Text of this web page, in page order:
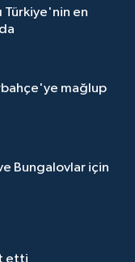
Türkiye'nin en
mağlup
Bungalovlar için
etti